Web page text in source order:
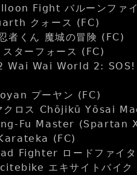
Fight バルーンファ
クォース (FC)
者くん 魔城の冒険 (FC)
ターフォース (FC)
Wai Wai World 2:
プーヤン (FC)
クロス Chōjikū Yōsai
Fu Master (Spartan
(FC)
Fighter ロードファイ
エキサイトバイク